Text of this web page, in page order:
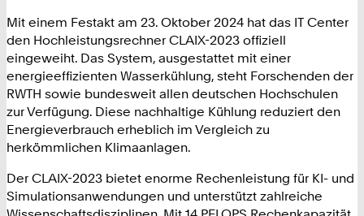
Mit einem Festakt am 23. Oktober 2024 hat das IT Center
den Hochleistungsrechner CLAIX-2023 offiziell
eingeweiht. Das System, ausgestattet mit einer
energieeffizienten Wasserkühlung, steht Forschenden der
RWTH sowie bundesweit allen deutschen Hochschulen
zur Verfügung. Diese nachhaltige Kühlung reduziert den
Energieverbrauch erheblich im Vergleich zu
herkömmlichen Klimaanlagen.
Der CLAIX-2023 bietet enorme Rechenleistung für KI- und
Simulationsanwendungen und unterstützt zahlreiche